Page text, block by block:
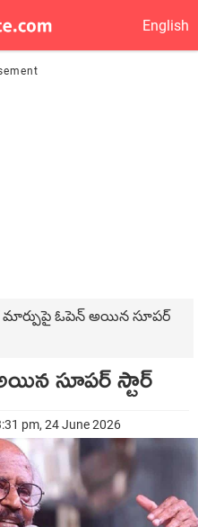
English
మార్పుపై ఓపెన్ అయిన సూపర్
సూపర్ స్టార్
pm, 24 June 2026